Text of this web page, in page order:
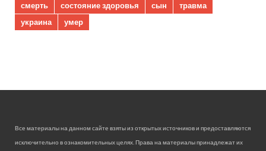
смерть
состояние здоровья сын
травма
украина
умер
Все материалы на данном сайте взяты из открытых источников и предоставляются
исключительно в ознакомительных целях. Права на материалы принадлежат их